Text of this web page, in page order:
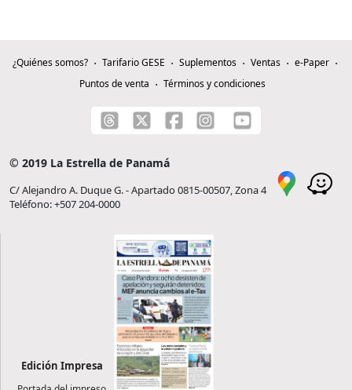
¿Quiénes somos? Tarifario GESE Suplementos Ventas
e-Paper
Puntos de venta
Términos y condiciones
© 2019 La Estrella de Panamá
C/ Alejandro A. Duque G. - Apartado 0815-00507, Zona 4
Teléfono: +507 204-0000
Edición Impresa